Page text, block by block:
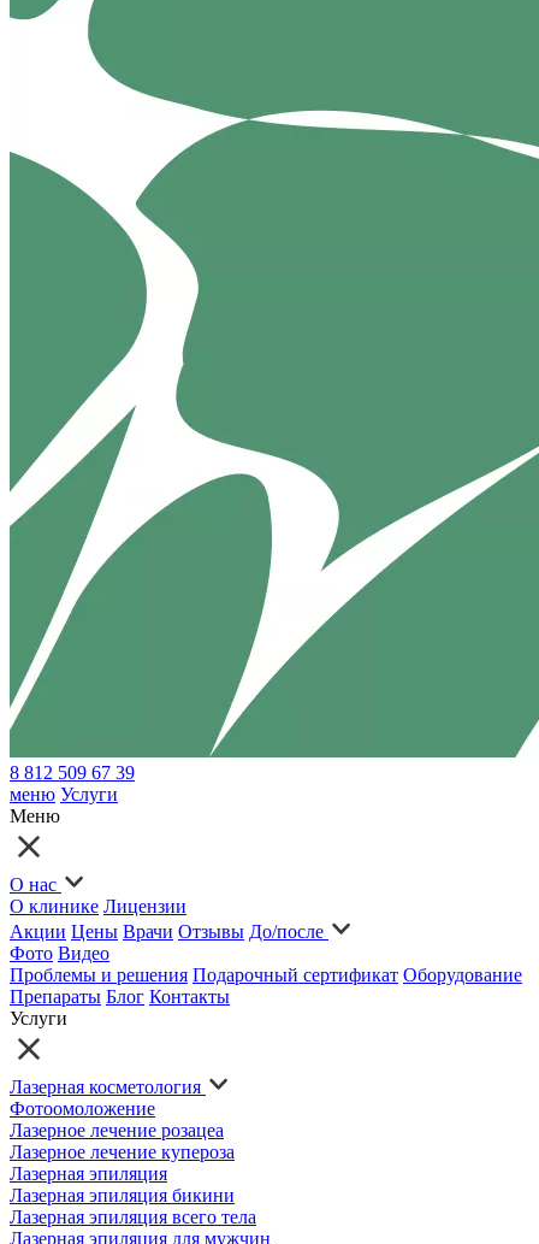
8 812 509 67 39
меню Услуги
Меню
О нас
О клинике Лицензии
Акции Цены Врачи Отзывы До/после
Фото Видео
Проблемы и решения Подарочный сертификат Оборудование
Препараты Блог Контакты
Услуги
Лазерная косметология
Фотоомоложение
Лазерное лечение розацеа
Лазерное лечение купероза
Лазерная эпиляция
Лазерная эпиляция бикини
Лазерная эпиляция всего тела
Лазерная эпиляция для мужчин